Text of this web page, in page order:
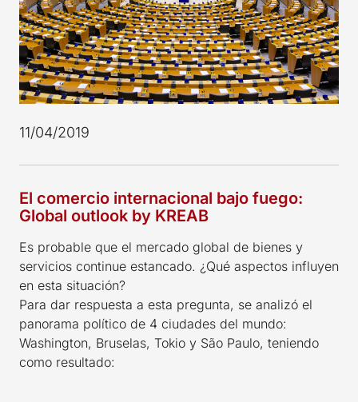
11/04/2019
El comercio internacional bajo fuego:
Global outlook by KREAB
Es probable que el mercado global de bienes y
servicios continue estancado. ¿Qué aspectos influyen
en esta situación?
Para dar respuesta a esta pregunta, se analizó el
panorama político de 4 ciudades del mundo:
Washington, Bruselas, Tokio y São Paulo, teniendo
como resultado: